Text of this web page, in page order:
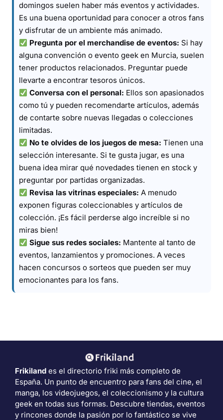
domingos suelen haber más eventos y actividades.
Es una buena oportunidad para conocer a otros fans
y disfrutar de un ambiente más animado.
Pregunta por el merchandise de eventos: Si hay
alguna convención o evento geek en Murcia, suelen
tener productos relacionados. Preguntar puede
llevarte a encontrar tesoros únicos.
Conversa con el personal: Ellos son apasionados
como tú y pueden recomendarte artículos, además
de contarte sobre nuevas llegadas o colecciones
limitadas.
No te olvides de los juegos de mesa: Tienen una
selección interesante. Si te gusta jugar, es una
buena idea mirar qué novedades tienen en stock y
preguntar por partidas organizadas.
Revisa las vitrinas especiales: A menudo
exponen figuras coleccionables y artículos de
colección. ¡Es fácil perderse algo increíble si no
miras bien!
Sigue sus redes sociales: Mantente al tanto de
eventos, lanzamientos y promociones. A veces
hacen concursos o sorteos que pueden ser muy
emocionantes para los fans.
Frikiland es el directorio friki más completo de
España. Un punto de encuentro para fans del cine, el
manga, los videojuegos, el coleccionismo y la cultura
geek en todas sus formas. Descubre tiendas, eventos
y rincones donde la pasión por lo fantástico se vive